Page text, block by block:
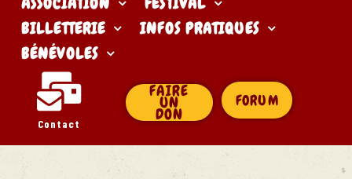
BILLETTERIE
INFOS PRATIQUES
BÉNÉVOLES
Contact
FAIRE
UN
DON
FORUM